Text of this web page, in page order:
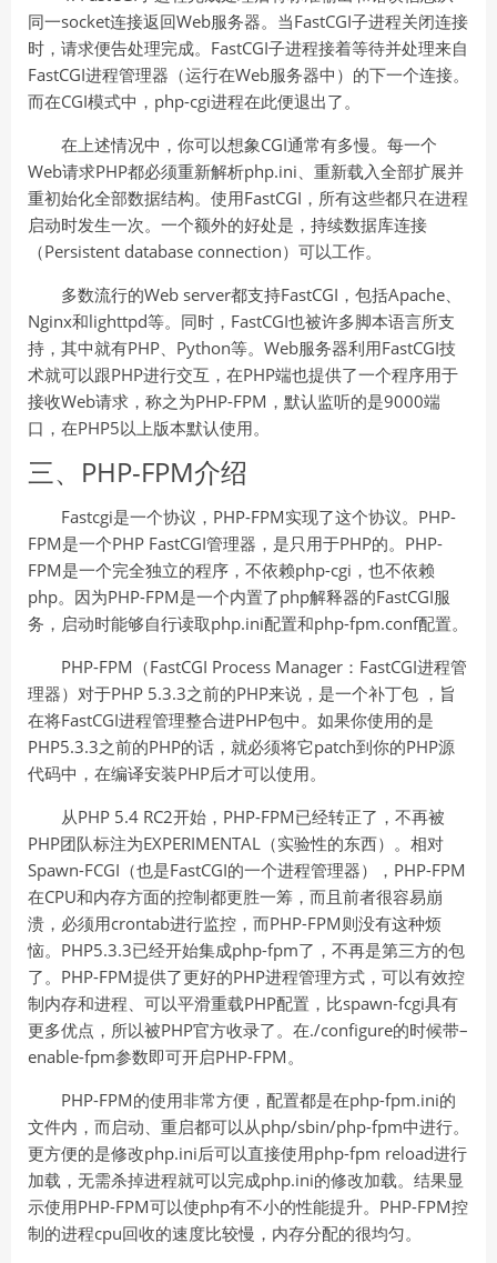
同一socket连接返回Web服务器。当FastCGI子进程关闭连接
时，请求便告处理完成。FastCGI子进程接着等待并处理来自
FastCGI进程管理器（运行在Web服务器中）的下一个连接。
而在CGI模式中，php-cgi进程在此便退出了。
在上述情况中，你可以想象CGI通常有多慢。每一个
Web请求PHP都必须重新解析php.ini、重新载入全部扩展并
重初始化全部数据结构。使用FastCGI，所有这些都只在进程
启动时发生一次。一个额外的好处是，持续数据库连接
（Persistent database connection）可以工作。
多数流行的Web server都支持FastCGI，包括Apache、
Nginx和lighttpd等。同时，FastCGI也被许多脚本语言所支
持，其中就有PHP、Python等。Web服务器利用FastCGI技
术就可以跟PHP进行交互，在PHP端也提供了一个程序用于
接收Web请求，称之为PHP-FPM，默认监听的是9000端
口，在PHP5以上版本默认使用。
三、PHP-FPM介绍
Fastcgi是一个协议，PHP-FPM实现了这个协议。PHP-
FPM是一个PHP FastCGI管理器，是只用于PHP的。PHP-
FPM是一个完全独立的程序，不依赖php-cgi，也不依赖
php。因为PHP-FPM是一个内置了php解释器的FastCGI服
务，启动时能够自行读取php.ini配置和php-fpm.conf配置。
PHP-FPM（FastCGI Process Manager：FastCGI进程管
理器）对于PHP 5.3.3之前的PHP来说，是一个补丁包 ，旨
在将FastCGI进程管理整合进PHP包中。如果你使用的是
PHP5.3.3之前的PHP的话，就必须将它patch到你的PHP源
代码中，在编译安装PHP后才可以使用。
从PHP 5.4 RC2开始，PHP-FPM已经转正了，不再被
PHP团队标注为EXPERIMENTAL（实验性的东西）。相对
Spawn-FCGI（也是FastCGI的一个进程管理器），PHP-FPM
在CPU和内存方面的控制都更胜一筹，而且前者很容易崩
溃，必须用crontab进行监控，而PHP-FPM则没有这种烦
恼。PHP5.3.3已经开始集成php-fpm了，不再是第三方的包
了。PHP-FPM提供了更好的PHP进程管理方式，可以有效控
制内存和进程、可以平滑重载PHP配置，比spawn-fcgi具有
更多优点，所以被PHP官方收录了。在./configure的时候带–
enable-fpm参数即可开启PHP-FPM。
PHP-FPM的使用非常方便，配置都是在php-fpm.ini的
文件内，而启动、重启都可以从php/sbin/php-fpm中进行。
更方便的是修改php.ini后可以直接使用php-fpm reload进行
加载，无需杀掉进程就可以完成php.ini的修改加载。结果显
示使用PHP-FPM可以使php有不小的性能提升。PHP-FPM控
制的进程cpu回收的速度比较慢，内存分配的很均匀。